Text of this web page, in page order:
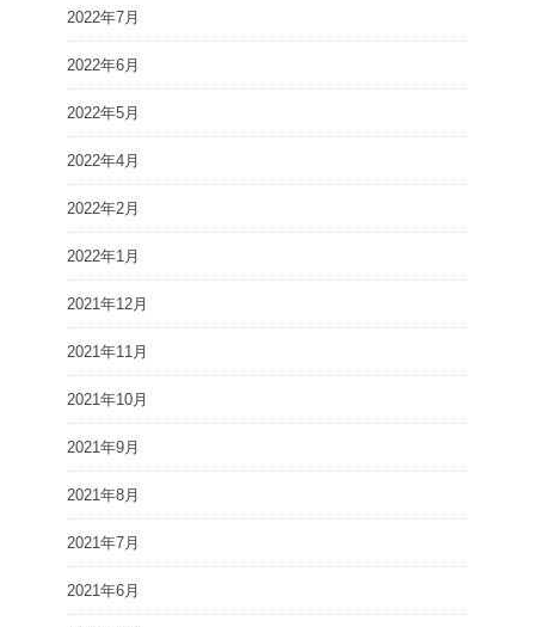
2022年7月
2022年6月
2022年5月
2022年4月
2022年2月
2022年1月
2021年12月
2021年11月
2021年10月
2021年9月
2021年8月
2021年7月
2021年6月